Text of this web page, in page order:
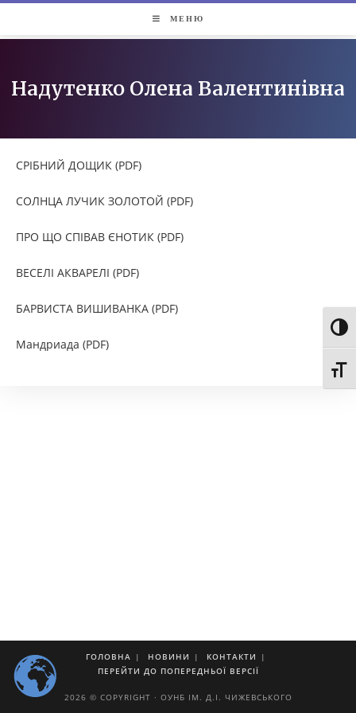
МЕНЮ
Надутенко Олена Валентинівна
СРІБНИЙ ДОЩИК (PDF)
СОЛНЦА ЛУЧИК ЗОЛОТОЙ (PDF)
ПРО ЩО СПІВАВ ЄНОТИК (PDF)
ВЕСЕЛІ АКВАРЕЛІ (PDF)
БАРВИСТА ВИШИВАНКА (PDF)
Мандриада (PDF)
ГОЛОВНА НОВИНИ
КОНТАКТИ
ПЕРЕЙТИ ДО ПОПЕРЕДНЬОЇ ВЕРСІЇ
2026 © COPYRIGHT · ОУНБ ІМ. Д.І. ЧИЖЕВСЬКОГО